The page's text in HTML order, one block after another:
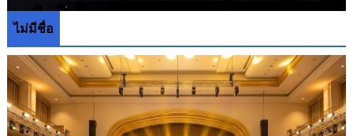
ไม่มีชื่อ